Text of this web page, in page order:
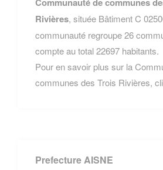
Rivières, située Bâtiment C
communauté regroupe 26
compte au total 22697 habitants.
Pour en savoir plus sur la
communes des Trois Rivières,
Prefecture AISNE